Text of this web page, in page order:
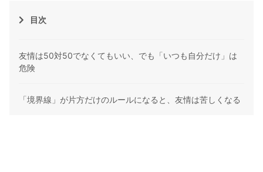
目次
友情は50対50でなくてもいい、でも「いつも自分だけ」は
危険
「境界線」が片方だけのルールになると、友情は苦しくなる